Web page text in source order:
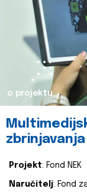
o projektu
Projekt: Fond NEK
Naručitelj: Fond